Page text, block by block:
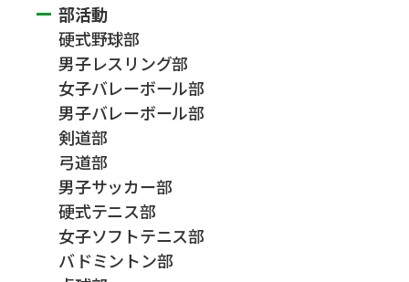
部活動
硬式野球部
男子レスリング部
女子バレーボール部
男子バレーボール部
剣道部
弓道部
男子サッカー部
硬式テニス部
女子ソフトテニス部
バドミントン部